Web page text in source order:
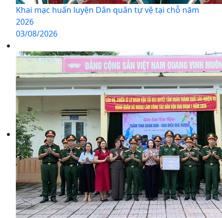
Khai mạc huấn luyện Dân quân tự vệ tại chỗ năm
2026
03/08/2026